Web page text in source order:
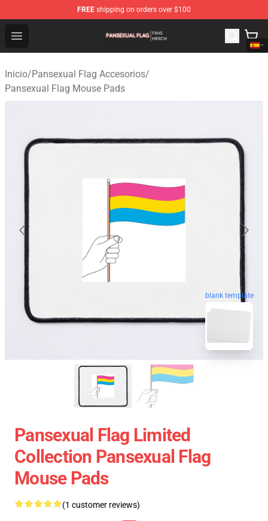
FREE shipping on orders over $100
Open menu
Pansexual Flag Shop - Official Pansexual Flag
Inicio/Pansexual Flag Accesorios/
Pansexual Flag Mouse Pads
blank template
Pansexual Flag Limited
Collection Pansexual Flag
Mouse Pads
(1 customer reviews)